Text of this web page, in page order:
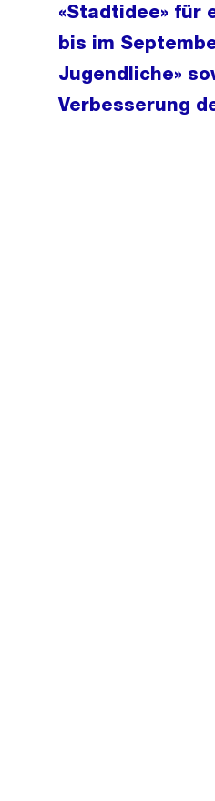
«Stadtidee» für
bis im
Jugendliche»
Verbesserung